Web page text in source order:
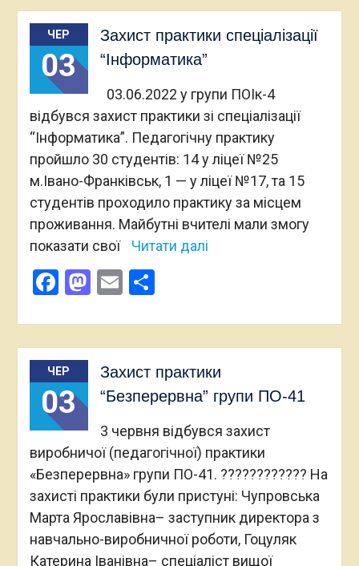
ЧЕР
03
Захист практики спеціалізації
“Інформатика”
03.06.2022 у групи ПОІк-4
відбувся захист практики зі спеціалізації
“Інформатика”. Педагогічну практику
пройшло 30 студентів: 14 у ліцеї №25
м.Івано-Франківськ, 1 — у ліцеї №17, та 15
студентів проходило практику за місцем
проживання. Майбутні вчителі мали змогу
показати свої
Читати далі
Facebook
Mastodon
EmailПоділитися
ЧЕР
03
Захист практики
“Безперервна” групи ПО-41
3 червня відбувся захист
виробничої (педагогічної) практики
«Безперервна» групи ПО-41. ????????‍???? На
захисті практики були пристуні: Чупровська
Марта Ярославівна– заступник директора з
навчально-виробничної роботи, Гоцуляк
Катерина Іванівна– спеціаліст вищої